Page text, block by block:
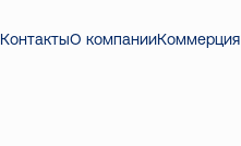
КонтактыО компанииКоммерция